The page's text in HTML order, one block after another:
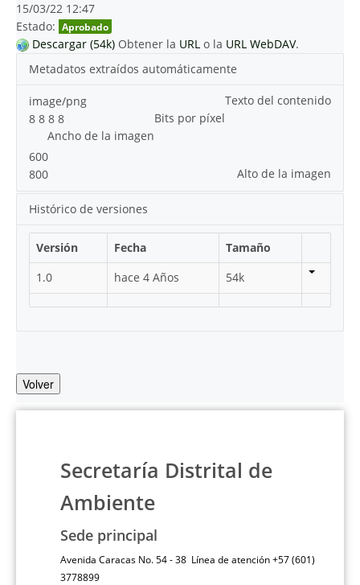
15/03/22 12:47
Estado: Aprobado
Descargar (54k) Obtener la URL o la URL WebDAV.
Metadatos extraídos automáticamente
Texto del contenido
image/png
Bits por píxel
8 8 8 8
Ancho de la imagen
600
Alto de la imagen
800
Histórico de versiones
Versión Fecha
Tamaño
1.0
hace 4 Años 54k
Volver
Secretaría Distrital de
Ambiente
Sede principal
Avenida Caracas No. 54 - 38 Línea de atención +57 (601)
3778899